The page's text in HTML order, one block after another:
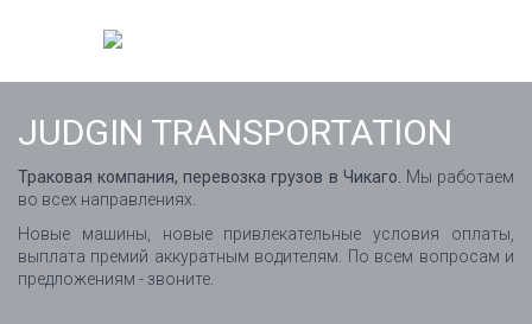
JUDGIN TRANSPORTATION
Траковая компания, перевозка грузов в Чикаго.
Мы работаем
во всех направлениях.
Новые машины, новые привлекательные условия оплаты,
выплата премий аккуратным водителям. По всем вопросам и
предложениям - звоните.